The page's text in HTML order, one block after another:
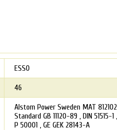
ESSO
46
Alstom Power Sweden MAT 812102
Standard GB 11120-89
DIN 51515-1
P 50001
GE GEK 28143-A